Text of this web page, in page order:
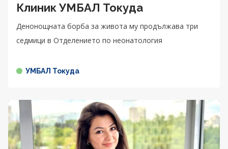
Клиник УМБАЛ Токуда
Денонощната борба за живота му продължава три
седмици в Отделението по неонатология
УМБАЛ Токуда